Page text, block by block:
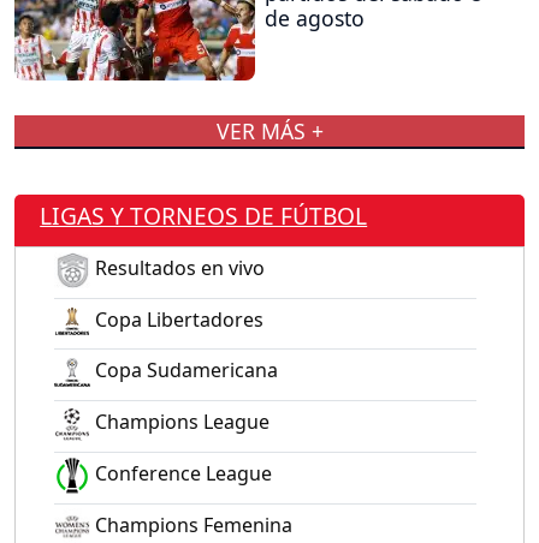
de agosto
VER MÁS +
LIGAS Y TORNEOS DE FÚTBOL
Resultados en vivo
Copa Libertadores
Copa Sudamericana
Champions League
Conference League
Champions Femenina